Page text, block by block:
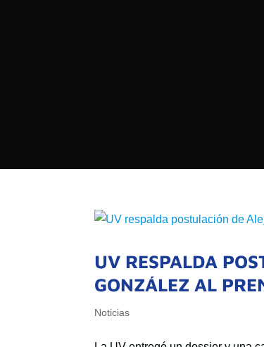
UV RESPALDA
GONZÁLEZ AL
Noticias